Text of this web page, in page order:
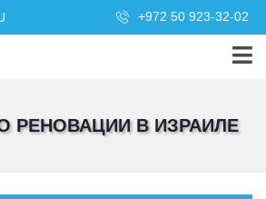
+972 50 923-32-02
РЕНОВАЦИИ В ИЗРАИЛЕ